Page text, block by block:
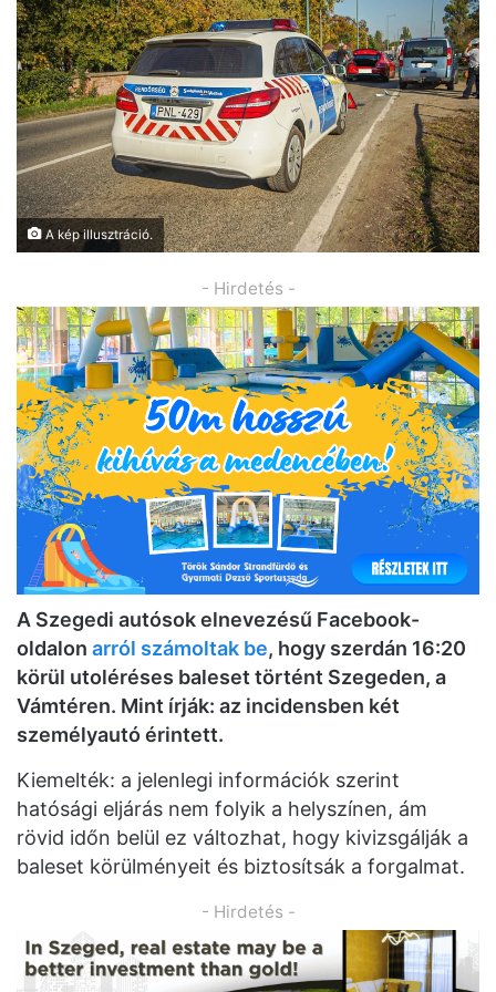
A kép illusztráció.
- Hirdetés -
A Szegedi autósok elnevezésű Facebook-
oldalon arról számoltak be, hogy szerdán 16:20
körül utoléréses baleset történt Szegeden, a
Vámtéren. Mint írják: az incidensben két
személyautó érintett.
Kiemelték: a jelenlegi információk szerint
hatósági eljárás nem folyik a helyszínen, ám
rövid időn belül ez változhat, hogy kivizsgálják a
baleset körülményeit és biztosítsák a forgalmat.
- Hirdetés -